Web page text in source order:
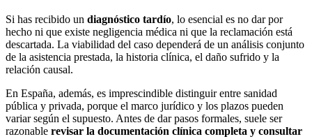
Si has recibido un diagnóstico tardío, lo esencial es no dar por
hecho ni que existe negligencia médica ni que la reclamación está
descartada. La viabilidad del caso dependerá de un análisis conjunto
de la asistencia prestada, la historia clínica, el daño sufrido y la
relación causal.
En España, además, es imprescindible distinguir entre sanidad
pública y privada, porque el marco jurídico y los plazos pueden
variar según el supuesto. Antes de dar pasos formales, suele ser
razonable revisar la documentación clínica completa y consultar